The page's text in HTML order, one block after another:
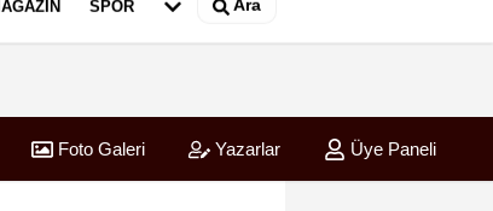
SPOR Ara
Foto Galeri Yazarlar Üye Paneli